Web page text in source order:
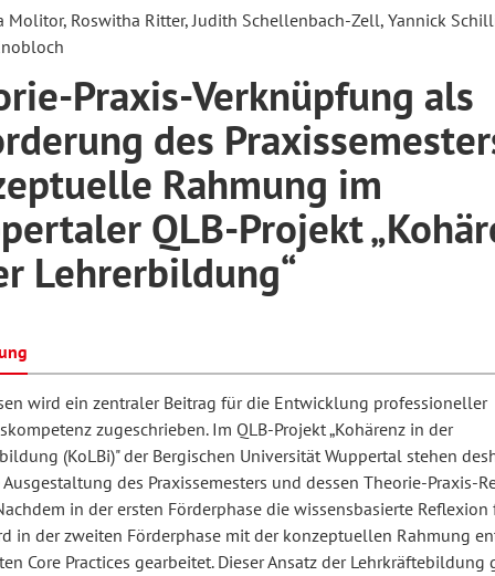
Philosophie
Schule und Unterricht
Soziale Arbeit
und Unterrichtsforschung
und
Forum Erwachsenenbildung
Forum
für
Molitor, Roswitha Ritter, Judith Schellenbach-Zell, Yannick
Praxis-Verknüpfung als
des
Rahmung im
QLB-Projekt
Lehrerbildung“
wird ein zentraler Beitrag für die Entwicklung professioneller
zugeschrieben. Im QLB-Projekt „Kohärenz in der
(KoLBi)" der Bergischen Universität Wuppertal stehen
des Praxissemesters und dessen Theorie-Praxis-
in der ersten Förderphase die wissensbasierte
in der zweiten Förderphase mit der konzeptuellen Rahmung
Core Practices gearbeitet. Dieser Ansatz der Lehrkräftebildung